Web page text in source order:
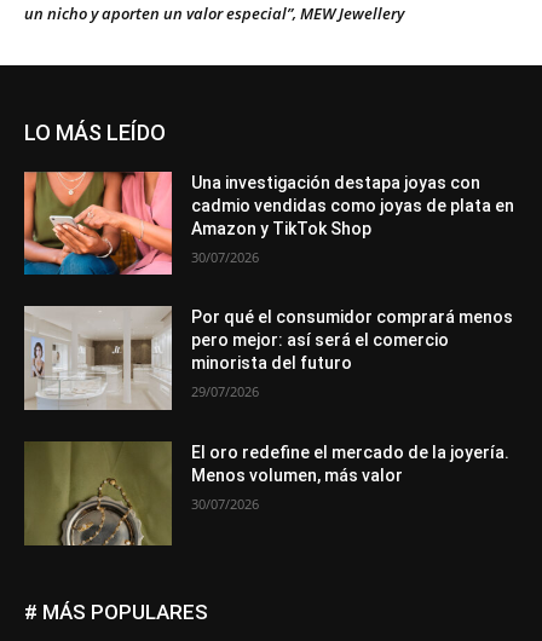
un nicho y aporten un valor especial”, MEW Jewellery
LO MÁS LEÍDO
Una investigación destapa joyas con
cadmio vendidas como joyas de plata en
Amazon y TikTok Shop
30/07/2026
Por qué el consumidor comprará menos
pero mejor: así será el comercio
minorista del futuro
29/07/2026
El oro redefine el mercado de la joyería.
Menos volumen, más valor
30/07/2026
# MÁS POPULARES